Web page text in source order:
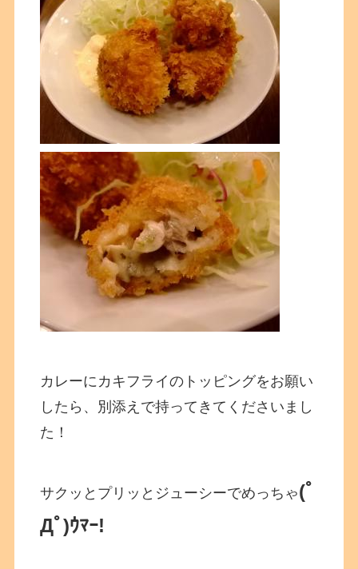
カレーにカキフライのトッピングをお願い
したら、別添えで持ってきてくださいまし
た！
サクッとプリッとジューシーでめっちゃ(ﾟ
Дﾟ)ｳﾏｰ!